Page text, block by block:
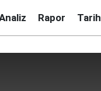
Rapor Tarih